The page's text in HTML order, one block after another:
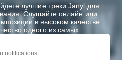
лучшие треки Janyl для
Слушайте онлайн или
в высоком качестве.
одного из самых
notifications